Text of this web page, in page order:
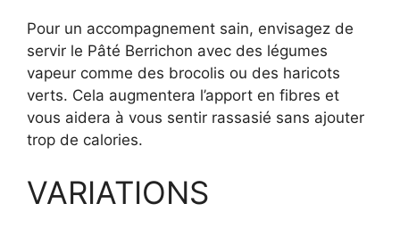
Pour un accompagnement sain, envisagez de
servir le Pâté Berrichon avec des légumes
vapeur comme des brocolis ou des haricots
verts. Cela augmentera l’apport en fibres et
vous aidera à vous sentir rassasié sans ajouter
trop de calories.
VARIATIONS